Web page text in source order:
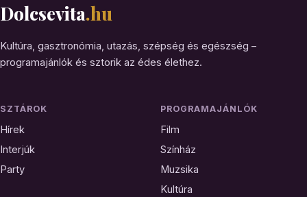
Dolcsevita.hu
Kultúra, gasztronómia, utazás, szépség és egészség –
programajánlók és sztorik az édes élethez.
SZTÁROK
Hírek
Interjúk
Party
PROGRAMAJÁNLÓK
Film
Színház
Muzsika
Kultúra